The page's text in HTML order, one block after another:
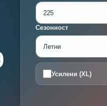
Сезонност
Усилени (XL)